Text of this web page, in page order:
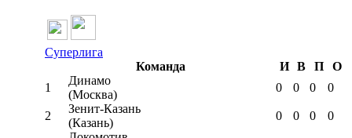
Суперлига
Команда
И В П
О
1
Динамо
(Москва)
0 0 0 0
2
Зенит-Казань
(Казань)
0 0 0 0